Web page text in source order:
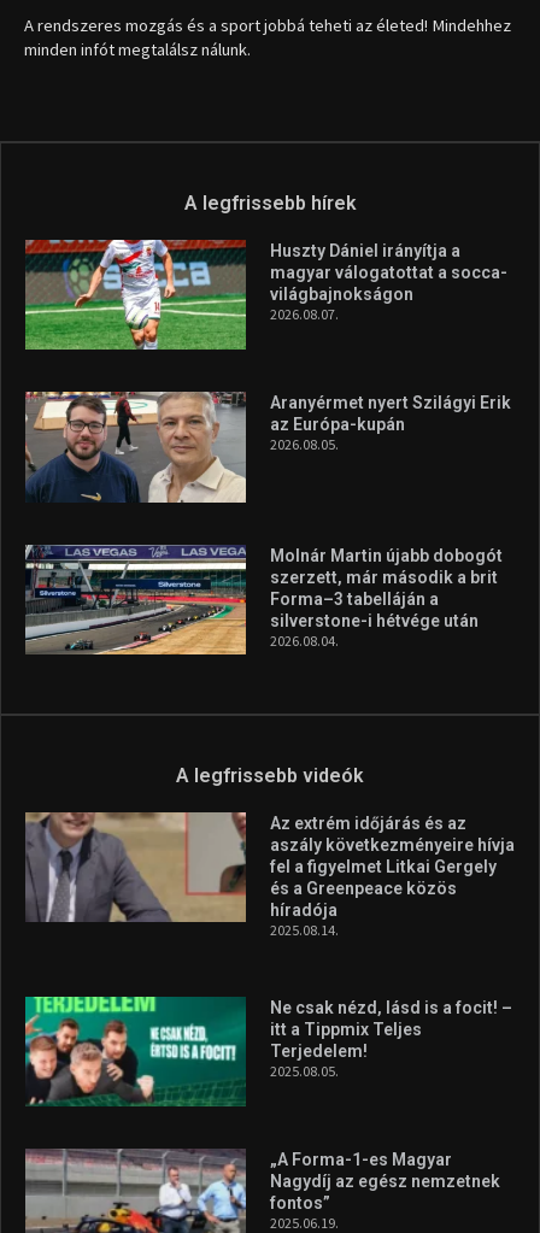
A rendszeres mozgás és a sport jobbá teheti az életed! Mindehhez
minden infót megtalálsz nálunk.
A legfrissebb hírek
Huszty Dániel irányítja a
magyar válogatottat a socca-
világbajnokságon
2026.08.07.
Aranyérmet nyert Szilágyi Erik
az Európa-kupán
2026.08.05.
Molnár Martin újabb dobogót
szerzett, már második a brit
Forma–3 tabelláján a
silverstone-i hétvége után
2026.08.04.
A legfrissebb videók
Az extrém időjárás és az
aszály következményeire hívja
fel a figyelmet Litkai Gergely
és a Greenpeace közös
híradója
2025.08.14.
Ne csak nézd, lásd is a focit! –
itt a Tippmix Teljes
Terjedelem!
2025.08.05.
„A Forma-1-es Magyar
Nagydíj az egész nemzetnek
fontos”
2025.06.19.